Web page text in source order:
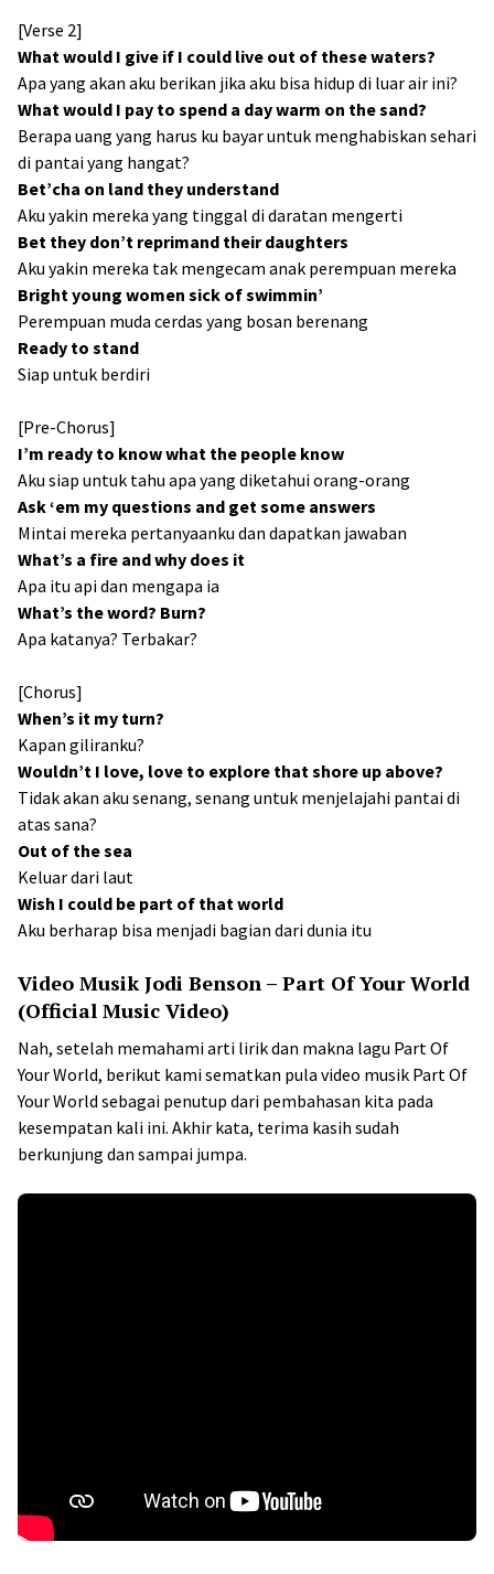
[Verse 2]
What would I give if I could live out of these waters?
Apa yang akan aku berikan jika aku bisa hidup di luar air ini?
What would I pay to spend a day warm on the sand?
Berapa uang yang harus ku bayar untuk menghabiskan sehari
di pantai yang hangat?
Bet’cha on land they understand
Aku yakin mereka yang tinggal di daratan mengerti
Bet they don’t reprimand their daughters
Aku yakin mereka tak mengecam anak perempuan mereka
Bright young women sick of swimmin’
Perempuan muda cerdas yang bosan berenang
Ready to stand
Siap untuk berdiri
[Pre-Chorus]
I’m ready to know what the people know
Aku siap untuk tahu apa yang diketahui orang-orang
Ask ‘em my questions and get some answers
Mintai mereka pertanyaanku dan dapatkan jawaban
What’s a fire and why does it
Apa itu api dan mengapa ia
What’s the word? Burn?
Apa katanya? Terbakar?
[Chorus]
When’s it my turn?
Kapan giliranku?
Wouldn’t I love, love to explore that shore up above?
Tidak akan aku senang, senang untuk menjelajahi pantai di
atas sana?
Out of the sea
Keluar dari laut
Wish I could be part of that world
Aku berharap bisa menjadi bagian dari dunia itu
Video Musik Jodi Benson – Part Of Your World
(Official Music Video)
Nah, setelah memahami arti lirik dan makna lagu Part Of
Your World, berikut kami sematkan pula video musik Part Of
Your World sebagai penutup dari pembahasan kita pada
kesempatan kali ini. Akhir kata, terima kasih sudah
berkunjung dan sampai jumpa.